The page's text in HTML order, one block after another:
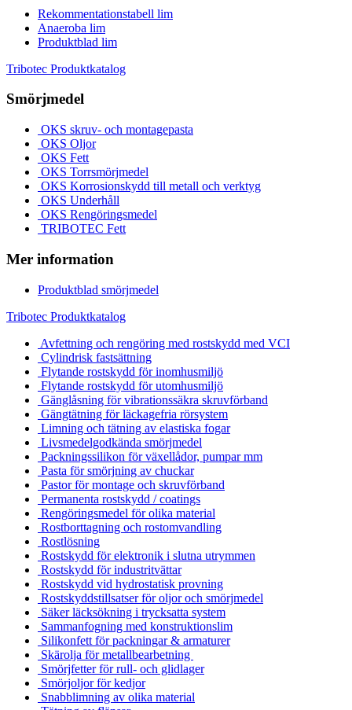
Rekommentationstabell lim
Anaeroba lim
Produktblad lim
Tribotec Produktkatalog
Smörjmedel
OKS skruv- och montagepasta
OKS Oljor
OKS Fett
OKS Torrsmörjmedel
OKS Korrosionskydd till metall och verktyg
OKS Underhåll
OKS Rengöringsmedel
TRIBOTEC Fett
Mer information
Produktblad smörjmedel
Tribotec Produktkatalog
Avfettning och rengöring med rostskydd med VCI
Cylindrisk fastsättning
Flytande rostskydd för inomhusmiljö
Flytande rostskydd för utomhusmiljö
Gänglåsning för vibrationssäkra skruvförband
Gängtätning för läckagefria rörsystem
Limning och tätning av elastiska fogar
Livsmedelgodkända smörjmedel
Packningssilikon för växellådor, pumpar mm
Pasta för smörjning av chuckar
Pastor för montage och skruvförband
Permanenta rostskydd / coatings
Rengöringsmedel för olika material
Rostborttagning och rostomvandling
Rostlösning
Rostskydd för elektronik i slutna utrymmen
Rostskydd för industritvättar
Rostskydd vid hydrostatisk provning
Rostskyddstillsatser för oljor och smörjmedel
Säker läcksökning i trycksatta system
Sammanfogning med konstruktionslim
Silikonfett för packningar & armaturer
Skärolja för metallbearbetning
Smörjfetter för rull- och glidlager
Smörjoljor för kedjor
Snabblimning av olika material